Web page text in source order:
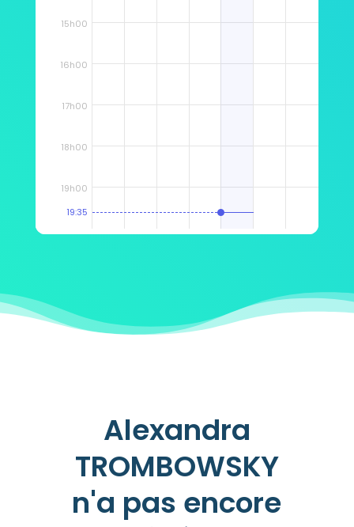
15h00
16h00
17h00
18h00
19h00
19:35
Alexandra
TROMBOWSKY
n'a pas encore